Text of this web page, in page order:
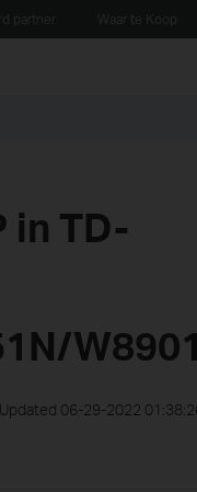
in TD-
Updated 06-29-2022